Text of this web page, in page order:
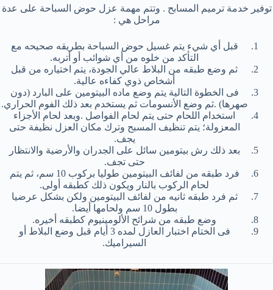
توفير خدمة ترميم المسابح . وتتم مهمة عزل حوض السباحة على عدة
مراحل هي :
قبل أي شيء يتم غسيل حوض السباحة بطريقه صحيحه مع
التأكد من خلوه من أي شوائب أو أتربه.
ثم وضع طبقه من البلاط عالي الجودة، يتم اختياره من قبل
أشخاص ذوي كفاءه عالية.
فى الخطوة التالية يتم وضع ماده البيتومين على البارد (دون
صهرها) .ثم وضع الأنسومات ثم يستخدم بعد ذلك الفوم الحراري.
استخدام اللحام حتى يتم لحام الفواصل .وبعد لحام الأجزاء
المعزولة؛ يتم تنظيف المسبح وترك مكان العزل نظيفة حتى
يجف.
بعد ذلك رش بيتومين سائل على الجدران والأرضية والانتظار
حتى تجف.
فرد طبقه من لفائف البيتومين طوليا بركوب 10 سم، ثم يتم
لحام الركوب بالنار ويكون ذلك كطبقه أولى.
ثم فرد طبقه ثانيه من لفائف البيتومين ولكن بشكل عرضيا
بطول 10 سم ولحامها أيضا.
وضع طبقه من شرائح الألومينيوم كطبقه أخيره.
فى الختام اختبار العازل لمده 3 أيام قبل وضع البلاط أو
السيراميك.